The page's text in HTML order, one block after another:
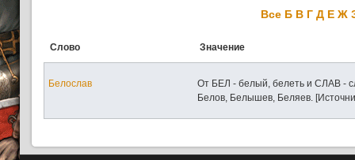
Все Б В Г Д Е Ж
Слово Значение
Белослав
От БЕЛ - белый, белеть и СЛАВ -
Белов, Белышев, Беляев.